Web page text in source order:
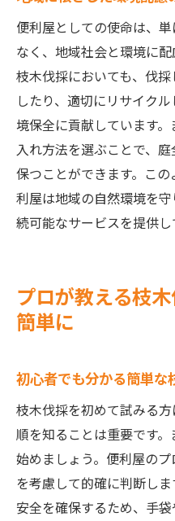
便利屋としての使命は、
なく、地域社会と環境に配
枝木伐採においても、伐
したり、適切にリサイク
境保全に貢献しています
入れ方法を選ぶことで、
保つことができます。こ
利屋は地域の自然環境を
続可能なサービスを提供し
プロが教える枝
簡単に
初心者でも分かる簡単な
枝木伐採を初めて試みる
順を知ることは重要です
始めましょう。便利屋の
を考慮して的確に判断しま
安全を確保するため、手